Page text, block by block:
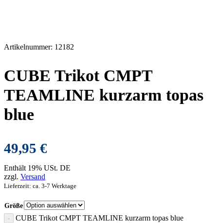
Artikelnummer: 12182
CUBE Trikot CMPT
TEAMLINE kurzarm topas
blue
49,95 €
Enthält 19% USt. DE
zzgl. Versand
Lieferzeit: ca. 3-7 Werktage
Größe
CUBE Trikot CMPT TEAMLINE kurzarm topas blue